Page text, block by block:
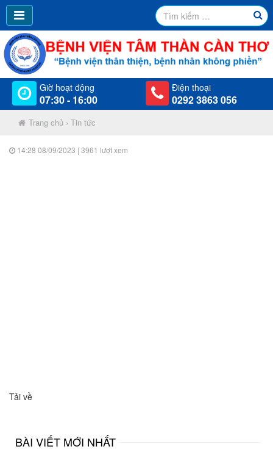
Giờ hoạt động
07:30 - 16:00
Điện thoại
0292 3863 056
Trang chủ › Tin tức
14:28 08/09/2023 | 3961 lượt xem
Tải về
BÀI VIẾT MỚI NHẤT